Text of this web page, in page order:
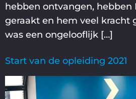
hebben ontvangen, hebben
geraakt en hem veel kracht
was een ongelooflijk […]
Start van de opleiding 2021